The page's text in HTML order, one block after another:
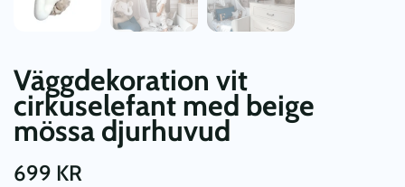
Väggdekoration vit
cirkuselefant med beige
mössa djurhuvud
699 KR